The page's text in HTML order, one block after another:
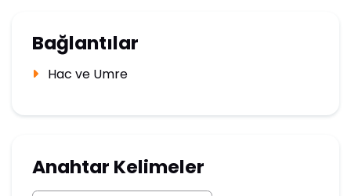
Bağlantılar
Hac ve Umre
Anahtar Kelimeler